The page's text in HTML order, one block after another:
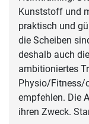
Kunststoff und
praktisch und
die Scheiben
deshalb auch
ambitioniertes
Physio/Fitness/
empfehlen. Die
ihren Zweck.